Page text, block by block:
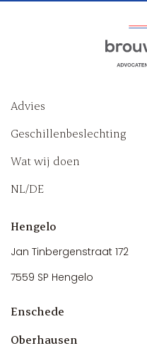
Advies
Geschillenbeslechting
Wat wij doen
NL/DE
Hengelo
Jan Tinbergenstraat 172
7559 SP Hengelo
Enschede